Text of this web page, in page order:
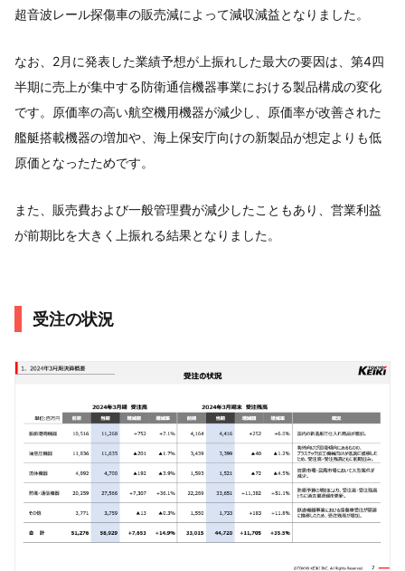
超音波レール探傷車の販売減によって減収減益となりました。
なお、2月に発表した業績予想が上振れした最大の要因は、第4四
半期に売上が集中する防衛通信機器事業における製品構成の変化
です。原価率の高い航空機用機器が減少し、原価率が改善された
艦艇搭載機器の増加や、海上保安庁向けの新製品が想定よりも低
原価となったためです。
また、販売費および一般管理費が減少したこともあり、営業利益
が前期比を大きく上振れる結果となりました。
受注の状況